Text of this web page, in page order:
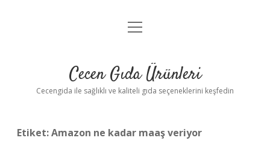
Anasayfa
Yasal Uyarı
menüyü
Cecen Gıda Ürünleri
Cecengida ile sağlıklı ve kaliteli gıda seçeneklerini keşfedin
Etiket:Amazon ne kadar maaş veriyor